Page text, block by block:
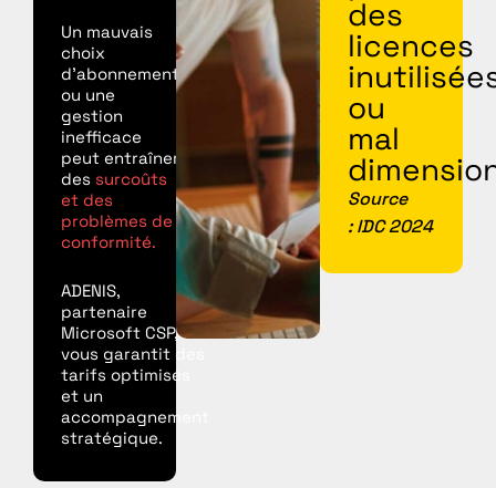
Un mauvais
choix
d'abonnement
ou une
gestion
inefficace
peut entraîner
des surcoûts
et des
problèmes de
conformité.
ADENIS,
partenaire
Microsoft CSP,
vous garantit des
tarifs optimisés
et un
accompagnement
stratégique.
des
licences
ou
mal
Source
: IDC 2024